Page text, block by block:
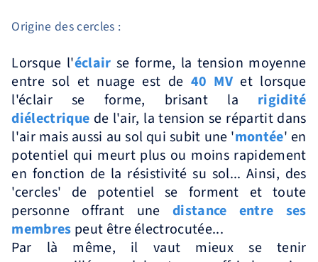
Origine des cercles :
Lorsque l'éclair se forme, la tension moyenne
entre sol et nuage est de 40 MV et lorsque
l'éclair se forme, brisant la rigidité
diélectrique de l'air, la tension se répartit dans
l'air mais aussi au sol qui subit une 'montée' en
potentiel qui meurt plus ou moins rapidement
en fonction de la résistivité su sol... Ainsi, des
'cercles' de potentiel se forment et toute
personne offrant une distance entre ses
membres peut être électrocutée...
Par là même, il vaut mieux se tenir